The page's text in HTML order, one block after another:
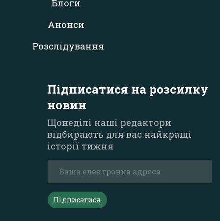
Блоги
Анонси
Розслідування
Підписатися на розсилку
новин
Щонеділі наші редактори
відбирають для вас найкращі
історії тижня
Підписатися